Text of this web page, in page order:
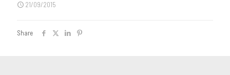
21/09/2015
Share